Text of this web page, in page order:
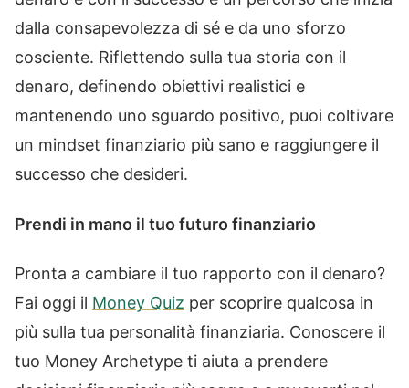
dalla consapevolezza di sé e da uno sforzo
cosciente. Riflettendo sulla tua storia con il
denaro, definendo obiettivi realistici e
mantenendo uno sguardo positivo, puoi coltivare
un mindset finanziario più sano e raggiungere il
successo che desideri.
Prendi in mano il tuo futuro finanziario
Pronta a cambiare il tuo rapporto con il denaro?
Fai oggi il Money Quiz per scoprire qualcosa in
più sulla tua personalità finanziaria. Conoscere il
tuo Money Archetype ti aiuta a prendere